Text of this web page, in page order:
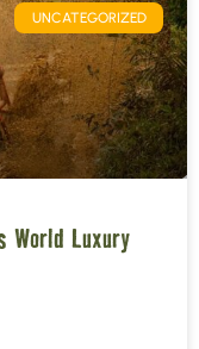
UNCATEGORIZED
World Luxury